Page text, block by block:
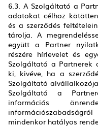
6.3. A Szolgáltató a
adatokat célhoz
és a szerződés
tárolja. A
együtt a Partner
részére hírlevelet és
Szolgáltató a
ki, kivéve, ha a
Szolgáltató
Szolgáltató a
információs
mindenkor hatályos